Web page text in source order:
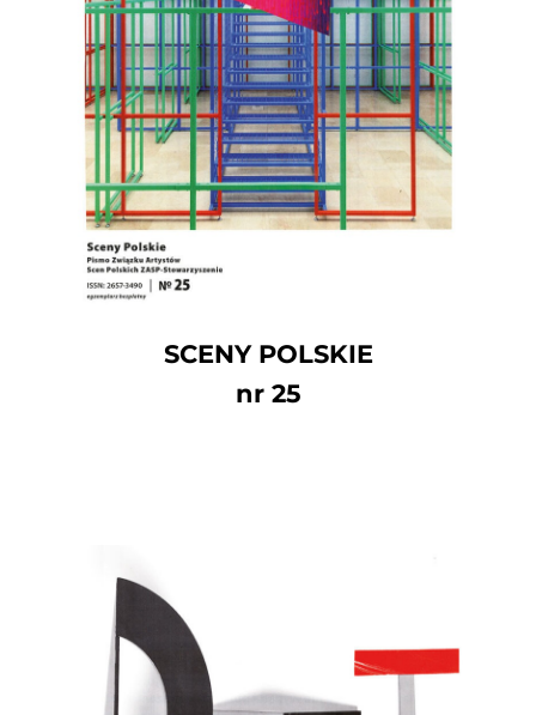
SCENY POLSKIE
nr 25